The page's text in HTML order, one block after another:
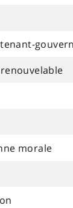
morale